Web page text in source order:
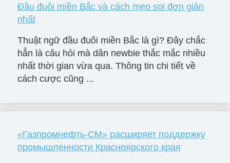
Đầu đuôi miền Bắc và cách mẹo soi đơn giản
nhất
Thuật ngữ đầu đuôi miền Bắc là gì? Đây chắc
hẳn là câu hỏi mà dân newbie thắc mắc nhiều
nhất thời gian vừa qua. Thông tin chi tiết về
cách cược cũng ...
«Газпромнефть-СМ» расширяет поддержку
промышленности Красноярского края